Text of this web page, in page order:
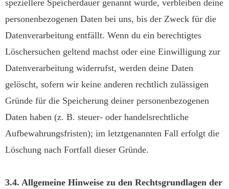
speziellere Speicherdauer genannt wurde, verbleiben deine
personenbezogenen Daten bei uns, bis der Zweck für die
Datenverarbeitung entfällt. Wenn du ein berechtigtes
Löschersuchen geltend machst oder eine Einwilligung zur
Datenverarbeitung widerrufst, werden deine Daten
gelöscht, sofern wir keine anderen rechtlich zulässigen
Gründe für die Speicherung deiner personenbezogenen
Daten haben (z. B. steuer- oder handelsrechtliche
Aufbewahrungsfristen); im letztgenannten Fall erfolgt die
Löschung nach Fortfall dieser Gründe.
3.4. Allgemeine Hinweise zu den Rechtsgrundlagen der